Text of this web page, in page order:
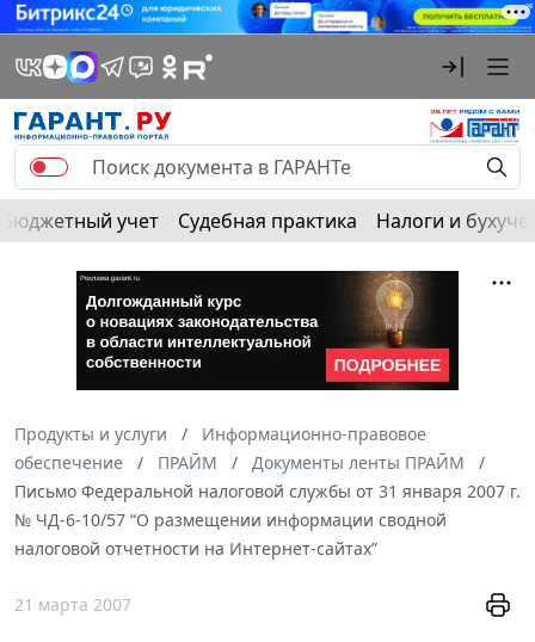
Бюджетный учет Судебная практика Налоги и
Продукты и услуги
Информационно-правовое
обеспечение
ПРАЙМ
Документы ленты ПРАЙМ
Письмо Федеральной налоговой службы от 31 января 2007 г.
№ ЧД-6-10/57 “О размещении информации сводной
налоговой отчетности на Интернет-сайтах”
21 марта 2007